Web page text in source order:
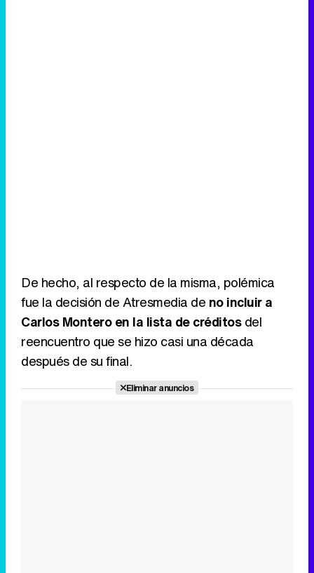
De hecho, al respecto de la misma, polémica
fue la decisión de Atresmedia de no incluir a
Carlos Montero en la lista de créditosdel
reencuentro que se hizo casi una década
después de su final.
Eliminar anuncios